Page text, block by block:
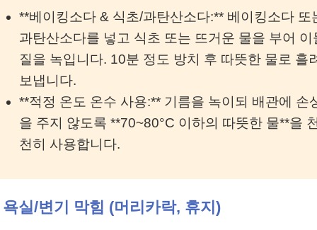
**베이킹소다 & 식초/과탄산소다:** 베이킹소다 또
과탄산소다를 넣고 식초 또는 뜨거운 물을 부어 이
질을 녹입니다. 10분 정도 방치 후 따뜻한 물로 흘
보냅니다.
**적정 온도 온수 사용:** 기름을 녹이되 배관에 손
을 주지 않도록 **70~80°C 이하의 따뜻한 물**을
천히 사용합니다.
실/변기 막힘 (머리카락, 휴지)